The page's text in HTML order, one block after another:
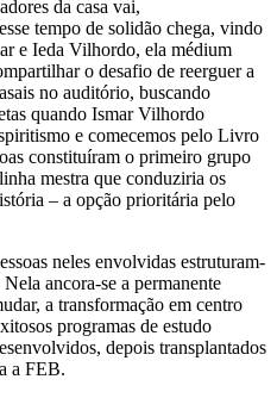
da casa vai,
tempo de solidão chega, vindo
e Ieda Vilhordo, ela médium
o desafio de reerguer a
no auditório, buscando
quando Ismar Vilhordo
e comecemos pelo Livro
constituíram o primeiro grupo
mestra que conduziria os
– a opção prioritária pelo
neles envolvidas estruturam-
ancora-se a permanente
a transformação em centro
programas de estudo
depois transplantados
a FEB.